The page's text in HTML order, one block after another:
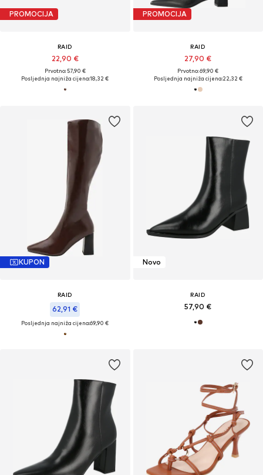
PROMOCIJA
RAID
22,90 €
Prvotno: 57,90 €
Posljednja najniža cijena:18,32 €
PROMOCIJA
RAID
27,90 €
Prvotno: 69,90 €
Posljednja najniža cijena:22,32 €
KUPON
RAID
62,91 €
Posljednja najniža cijena:69,90 €
Novo
RAID
57,90 €